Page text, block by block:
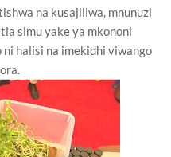
na kusajiliwa, mnunuzi
simu yake ya mkononi
halisi na imekidhi viwango